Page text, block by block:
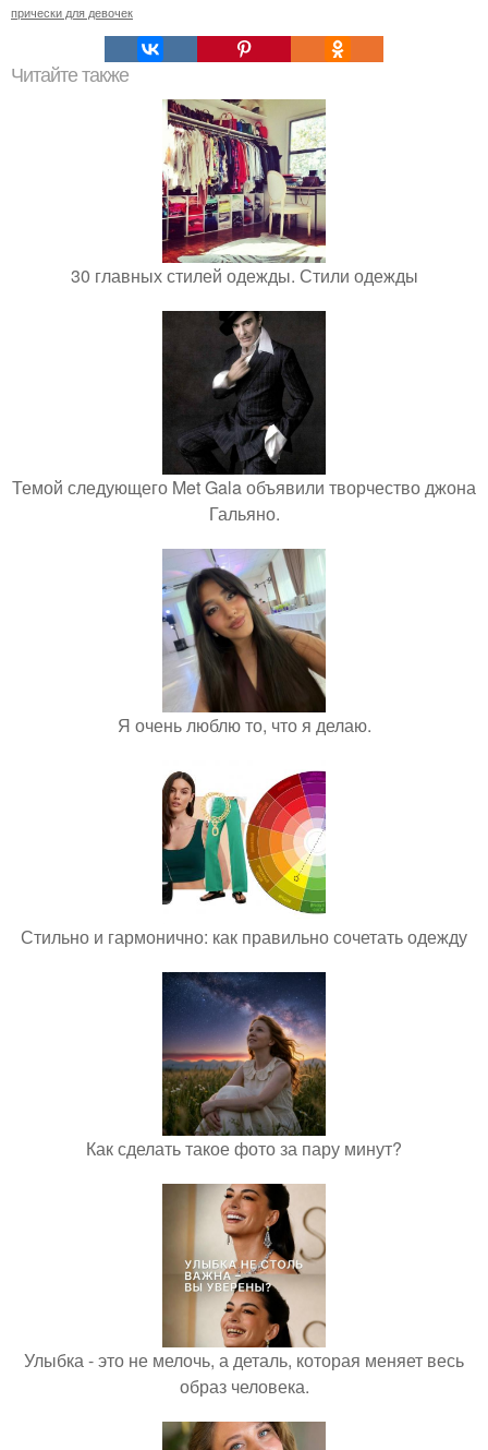
прически для девочек
Читайте также
30 главных стилей одежды. Стили одежды
Темой следующего Met Gala объявили творчество джона
Гальяно.
Я очень люблю то, что я делаю.
Стильно и гармонично: как правильно сочетать одежду
Как сделать такое фото за пару минут?
Улыбка - это не мелочь, а деталь, которая меняет весь
образ человека.